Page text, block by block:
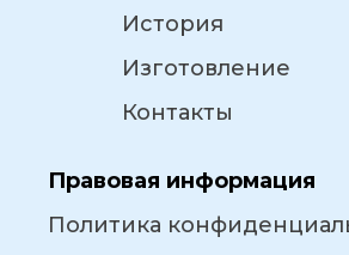
История
Изготовление
Контакты
Правовая информация
Политика